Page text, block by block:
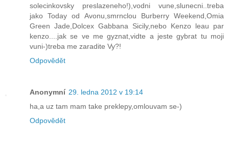
solecinkovsky preslazeneho!),vodni vune,slunecni..treba
jako Today od Avonu,smrnclou Burberry Weekend,Omia
Green Jade,Dolcex Gabbana Sicily,nebo Kenzo leau par
kenzo....jak se ve me gyznat,vidte a jeste gybrat tu moji
vuni-)treba me zaradite Vy?!
Odpovědět
Anonymní 29. ledna 2012 v 19:14
ha,a uz tam mam take preklepy,omlouvam se-)
Odpovědět